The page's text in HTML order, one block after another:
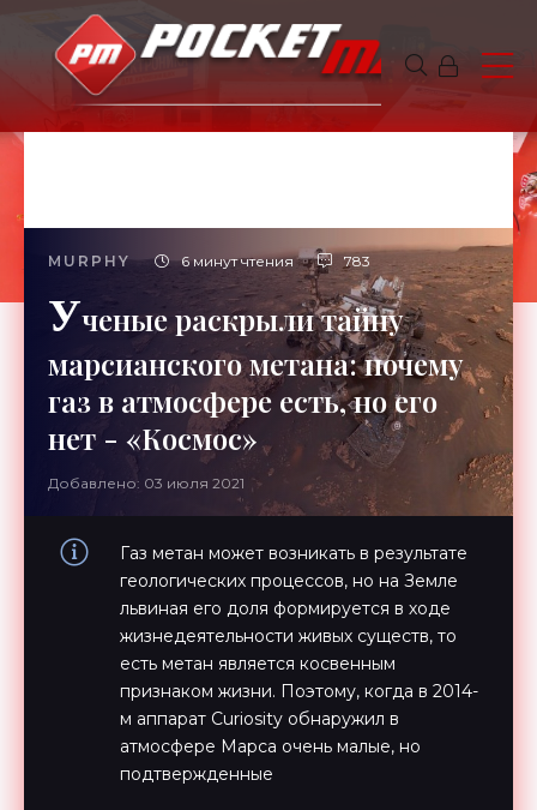
MURPHY 6 минут чтения 783
Ученые раскрыли тайну
марсианского метана: почему
газ в атмосфере есть, но его
нет - «Космос»
Добавлено: 03 июля 2021
Газ метан может возникать в результате
геологических процессов, но на Земле
львиная его доля формируется в ходе
жизнедеятельности живых существ, то
есть метан является косвенным
признаком жизни. Поэтому, когда в 2014-
м аппарат Curiosity обнаружил в
атмосфере Марса очень малые, но
подтвержденные